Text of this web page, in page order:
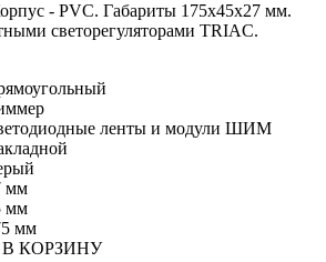
- PVC. Габариты 175x45x27 мм.
светорегуляторами TRIAC.
ленты и модули ШИМ
мм
мм
мм
КОРЗИНУ